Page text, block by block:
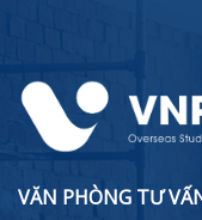
VĂN PHÒNG TƯ